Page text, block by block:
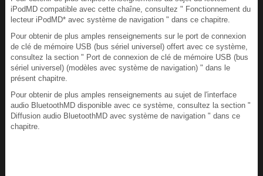
iPodMD compatible avec cette chaîne, consultez " Fonctionnement du
lecteur iPodMD* avec système de navigation " dans ce chapitre.
Pour obtenir de plus amples renseignements sur le port de connexion
de clé de mémoire USB (bus sériel universel) offert avec ce système,
consultez la section " Port de connexion de clé de mémoire USB (bus
sériel universel) (modèles avec système de navigation) " dans le
présent chapitre.
Pour obtenir de plus amples renseignements au sujet de l'interface
audio BluetoothMD disponible avec ce système, consultez la section "
Diffusion audio BluetoothMD avec système de navigation " dans ce
chapitre.